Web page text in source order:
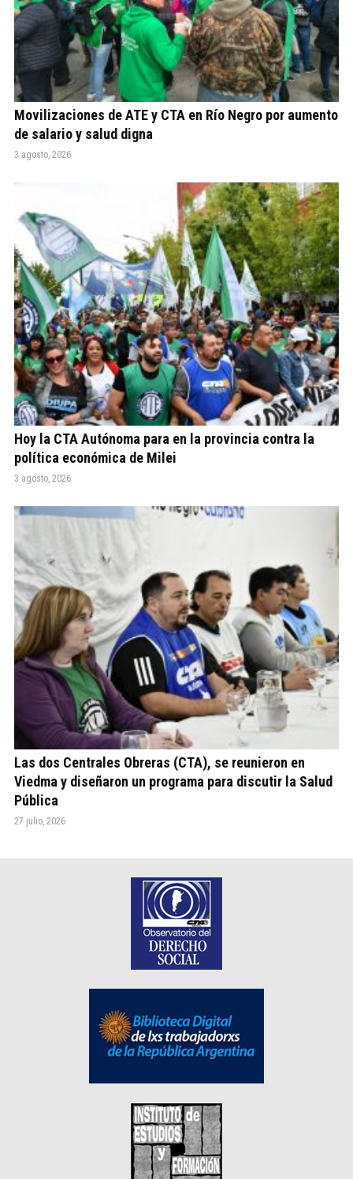
Movilizaciones de ATE y CTA en Río Negro por aumento
de salario y salud digna
3 agosto, 2026
Hoy la CTA Autónoma para en la provincia contra la
política económica de Milei
3 agosto, 2026
Las dos Centrales Obreras (CTA), se reunieron en
Viedma y diseñaron un programa para discutir la Salud
Pública
27 julio, 2026